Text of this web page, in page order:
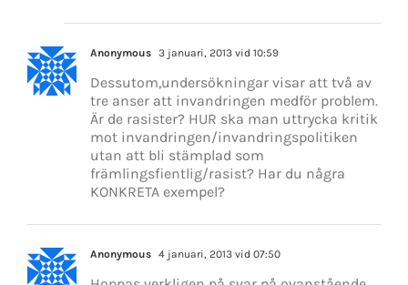
Anonymous 3 januari, 2013 vid 10:59
Dessutom,undersökningar visar att två av
tre anser att invandringen medför problem.
Är de rasister? HUR ska man uttrycka kritik
mot invandringen/invandringspolitiken
utan att bli stämplad som
främlingsfientlig/rasist? Har du några
KONKRETA exempel?
Anonymous 4 januari, 2013 vid 07:50